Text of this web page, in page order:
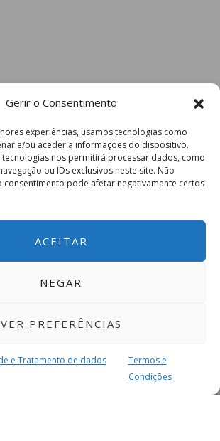
Gerir o Consentimento
experiências, usamos tecnologias como
e/ou aceder a informações do dispositivo.
tecnologias nos permitirá processar dados, como
ou IDs exclusivos neste site. Não
consentimento pode afetar negativamante certos
ACEITAR
NEGAR
VER PREFERÊNCIAS
e Tratamento de dados
Termos e
Condições